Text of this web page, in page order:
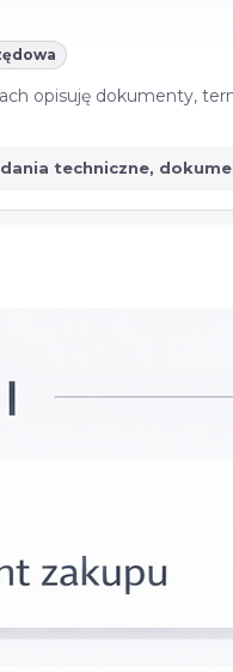
opisuję dokumenty,
techniczne,